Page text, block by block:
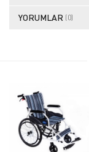
YORUMLAR (0)